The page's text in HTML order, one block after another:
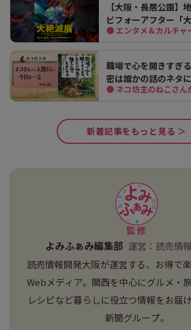
【大阪・長居公園】
ビフォーアフター「
市立自然史博物館
● エンタメ＆カルチャ
職場で心を開きすぎ
密は誰かの話のネタ
主の今日の一言
● ネコ坊主のねこさん
新着記事をもっと見る ＞
監修
よみふぁみ編集部 運営：読売情
読売情報開発大阪が運営する、お得で
Webメディア。関西を中心にグルメ・
レシピなど暮らしに役立つ情報をお届
新聞グループ。